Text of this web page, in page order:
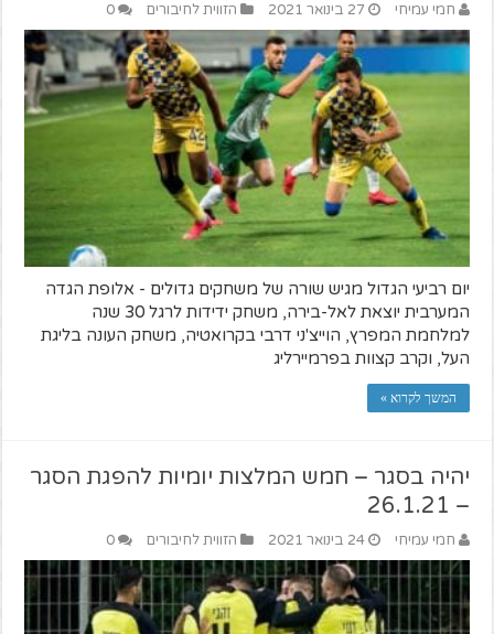
חמי עמיחי 27 בינואר 2021 הזווית לחיבורים 0
יום רביעי הגדול מגיש שורה של משחקים גדולים - אלופת הגדה
המערבית יוצאת לאל-בירה, משחק ידידות לרגל 30 שנה
למלחמת המפרץ, הוייצ'ני דרבי בקרואטיה, משחק העונה בליגת
העל, וקרב קצוות בפרמיירליג
המשך לקרוא »
יהיה בסגר – חמש המלצות יומיות להפגת הסגר
– 26.1.21
חמי עמיחי 24 בינואר 2021 הזווית לחיבורים 0